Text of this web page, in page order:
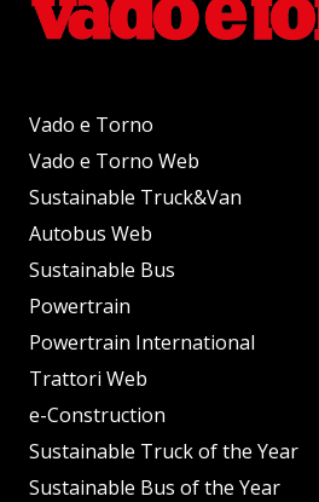
Vado e Torno
Vado e Torno Web
Sustainable Truck&Van
Autobus Web
Sustainable Bus
Powertrain
Powertrain International
Trattori Web
e-Construction
Sustainable Truck of the Year
Sustainable Bus of the Year